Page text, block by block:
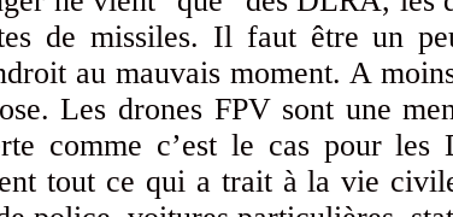
de missiles. Il faut être un
au mauvais moment. A
Les drones FPV sont une
comme c’est le cas pour
tout ce qui a trait à la vie